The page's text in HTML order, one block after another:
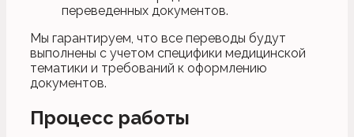
переведенных документов.
Мы гарантируем, что все переводы будут
выполнены с учетом специфики медицинской
тематики и требований к оформлению
документов.
Процесс работы